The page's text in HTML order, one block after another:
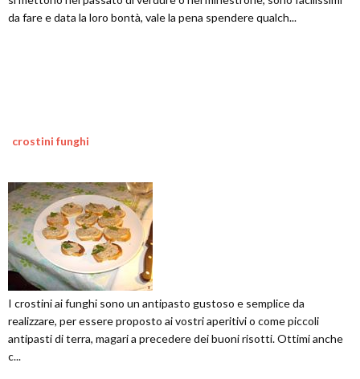
da fare e data la loro bontà, vale la pena spendere qualch...
crostini funghi
I crostini ai funghi sono un antipasto gustoso e semplice da
realizzare, per essere proposto ai vostri aperitivi o come piccoli
antipasti di terra, magari a precedere dei buoni risotti. Ottimi anche
c...